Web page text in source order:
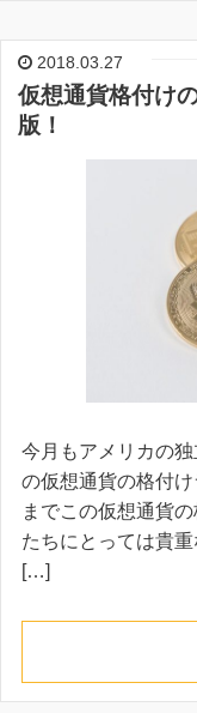
2018.03.27
仮想通貨格付け
版！
今月もアメリカの
の仮想通貨の格付
までこの仮想通貨
たちにとっては貴
[…]